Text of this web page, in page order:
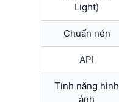
Light)
Chuẩn nén
API
Tính năng hình
ảnh